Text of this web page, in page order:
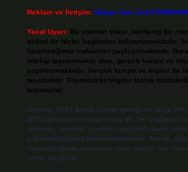
Reklam ve İletişim: Skype:
Yasal Uyarı: Bu internet sitesi, herhangi bir
şirketi ile hiçbir bağlantısı bulunmamaktadır.
hazırladığımız makaleler paylaşılmaktadır.
niteliği taşımamakta olup, gerçek kurum ve
yapılmamaktadır. Gerçek kurum ve kişiler ile
tesadüfidir. Sitemizdeki bilgiler taslak
taşımazlar.
Sitemiz, 5651 Sayılı Kanun gereğince Bilgi
(BTK) tarafından onaylanmış bir Yer
nedenle, sitedeki içerikleri proaktif olarak
yükümlülüğümüz bulunmamaktadır. Ancak,
sorumluluğunu taşımakta olup, siteye üye
etmiş sayılırlar.